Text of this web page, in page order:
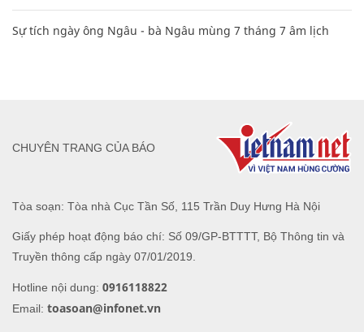
Sự tích ngày ông Ngâu - bà Ngâu mùng 7 tháng 7 âm lịch
Tòa soạn: Tòa nhà Cục Tần Số, 115 Trần Duy Hưng Hà Nội
Giấy phép hoạt động báo chí: Số 09/GP-BTTTT, Bộ Thông tin và
Truyền thông cấp ngày 07/01/2019.
Hotline nội dung: 0916118822
Email: toasoan@infonet.vn
CHUYÊN TRANG CỦA BÁO